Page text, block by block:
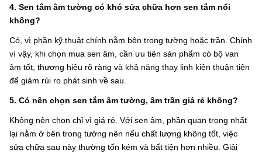
4. Sen tắm âm tường có khó sửa chữa hơn sen tắm nổi
không?
Có, vì phần kỹ thuật chính nằm bên trong tường hoặc trần. Chính
vì vậy, khi chọn mua sen âm, cần ưu tiên sản phẩm có bộ van
âm tốt, thương hiệu rõ ràng và khả năng thay linh kiện thuận tiện
để giảm rủi ro phát sinh về sau.
5. Có nên chọn sen tắm âm tường, âm trần giá rẻ không?
Không nên chọn chỉ vì giá rẻ. Với sen âm, phần quan trọng nhất
lại nằm ở bên trong tường nên nếu chất lượng không tốt, việc
sửa chữa sau này thường tốn kém và bất tiện hơn nhiều. Giải